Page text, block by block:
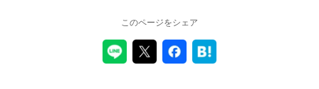
このページをシェア